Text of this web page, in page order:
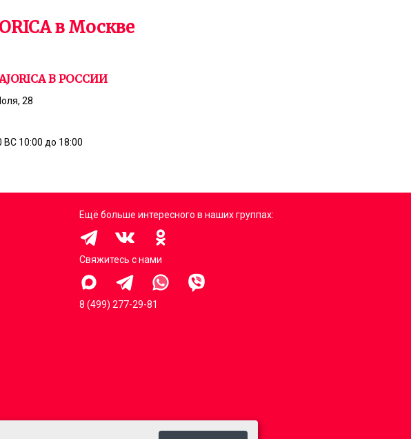
в Москве
В РОССИИ
28
ВС 10:00 до 18:00
Ещё больше интересного в наших группах:
Свяжитесь с нами
8 (499) 277-29-81